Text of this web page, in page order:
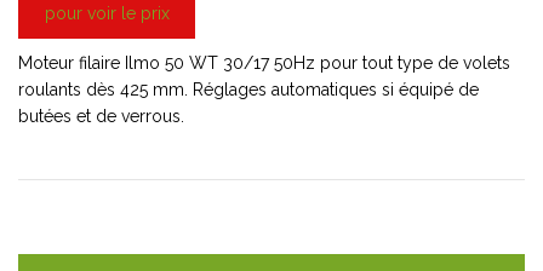
pour voir le prix
Moteur filaire Ilmo 50 WT 30/1750Hz pour tout type de volets
roulants dès 425 mm. Réglages automatiques si équipé de
butées et de verrous.